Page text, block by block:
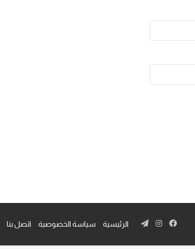
الرئيسية سياسة الخصوصية اتصل بنا فيسبوك
انستقرامتيلقرام